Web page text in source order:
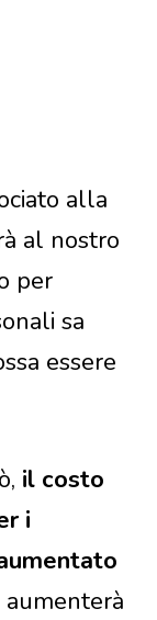
alla
al nostro
per
sa
essere
il costo
i